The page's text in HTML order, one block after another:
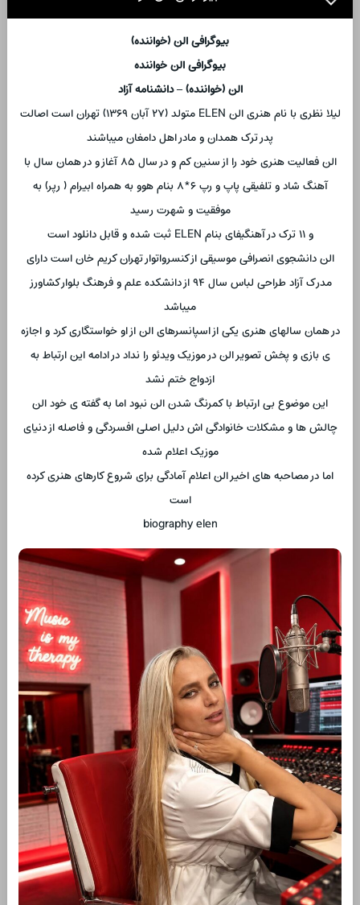
بیوگرافی الن (خواننده)
بیوگرافی الن خواننده
الن (خواننده) – دانشنامه آزاد
لیلا نظری با نام هنری الن ELEN متولد (۲۷ آبان ۱۳۶۹) تهران است اصالت
پدر ترک همدان و مادر اهل دامغان میباشند
الن فعالیت هنری خود را از سنین کم و در سال ۸۵ آغاز و در همان سال با
آهنگ شاد و تلفیقی پاپ و رپ ۶*۸ بنام هوو به همراه ابیرام ( رپر) به
موفقیت و شهرت رسید
و ۱۱ ترک در آهنگیفای بنام ELEN ثبت شده و قابل دانلود است
الن دانشجوی انصرافی موسیقی از کنسرواتوار تهران کریم خان است دارای
مدرک آزاد طراحی لباس سال ۹۴ از دانشکده علم و فرهنگ بلوار کشاورز
میباشد
در همان سالهای هنری یکی از اسپانسرهای الن از او خواستگاری کرد و اجازه
ی بازی و پخش تصویر الن در موزیک ویدئو را نداد در ادامه این ارتباط به
ازدواج ختم نشد
این موضوع بی ارتباط با کمرنگ شدن الن نبود اما به گفته ی خود الن
چالش ها و مشکلات خانوادگی اش دلیل اصلی افسردگی و فاصله از دنیای
موزیک اعلام شده
اما در مصاحبه های اخیر الن اعلام آمادگی برای شروع کارهای هنری کرده
است
biography elen